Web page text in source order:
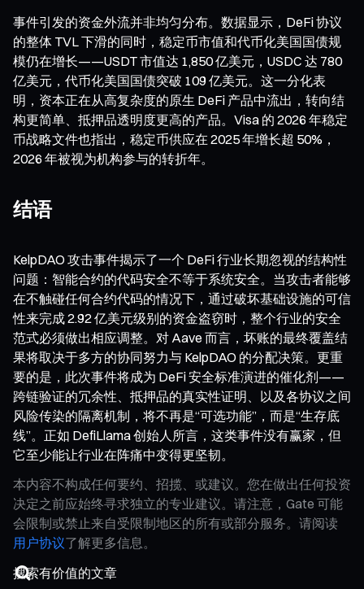
事件引发的资金外流并非均匀分布。数据显示，DeFi 协议
的整体 TVL 下滑的同时，稳定币市值和代币化美国国债规
模仍在增长——USDT 市值达 1,850 亿美元，USDC 达 780
亿美元，代币化美国国债突破 109 亿美元。这一分化表
明，资本正在从高复杂度的原生 DeFi 产品中流出，转向结
构更简单、抵押品透明度更高的产品。Visa 的 2026 年稳定
币战略文件也指出，稳定币供应在 2025 年增长超 50%，
2026 年被视为机构参与的转折年。
结语
KelpDAO 攻击事件揭示了一个 DeFi 行业长期忽视的结构性
问题：智能合约的代码安全不等于系统安全。当攻击者能够
在不触碰任何合约代码的情况下，通过破坏基础设施的可信
性来完成 2.92 亿美元级别的资金盗窃时，整个行业的安全
范式必须做出相应调整。对 Aave 而言，坏账的最终覆盖结
果将取决于多方的协同努力与 KelpDAO 的分配决策。更重
要的是，此次事件将成为 DeFi 安全标准演进的催化剂——
跨链验证的冗余性、抵押品的真实性证明、以及各协议之间
风险传染的隔离机制，将不再是“可选功能”，而是“生存底
线”。正如 DefiLlama 创始人所言，这类事件没有赢家，但
它至少能让行业在阵痛中变得更坚韧。
本内容不构成任何要约、招揽、或建议。您在做出任何投资
决定之前应始终寻求独立的专业建议。请注意，Gate 可能
会限制或禁止来自受限制地区的所有或部分服务。请阅读
用户协议了解更多信息。